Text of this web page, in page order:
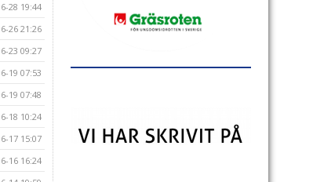
28 19:44
26 21:26
23 09:27
19 07:53
19 07:48
18 10:24
17 15:07
16 16:24